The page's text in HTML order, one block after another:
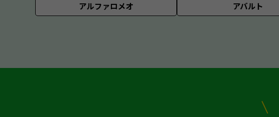
アルファロメオ アバルト